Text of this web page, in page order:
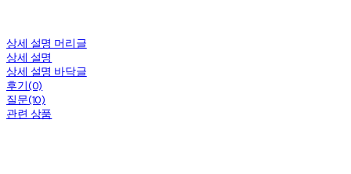
상세 설명 머리글
상세 설명
상세 설명 바닥글
후기(0)
질문(10)
관련 상품